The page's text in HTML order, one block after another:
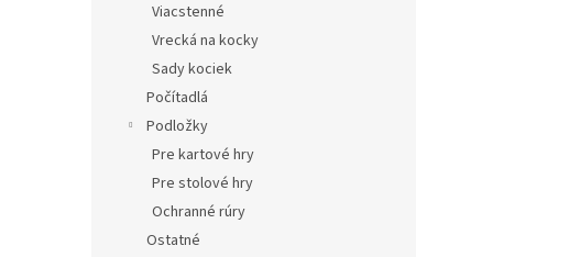
Viacstenné
Vrecká na kocky
Sady kociek
Počítadlá
Podložky
Pre kartové hry
Pre stolové hry
Ochranné rúry
Ostatné